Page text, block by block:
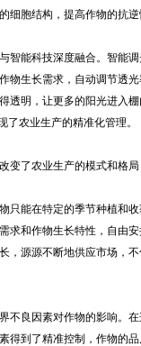
胞结构，提高作物的抗
智能科技深度融合。智能
物生长需求，自动调节透
透明，让更多的阳光进入
农业生产的精准化管理。
了农业生产的模式和格局
能在特定的季节种植和
求和作物生长特性，自由
，源源不断地供应市场，
不良因素对作物的影响。
得到了精准控制，作物的